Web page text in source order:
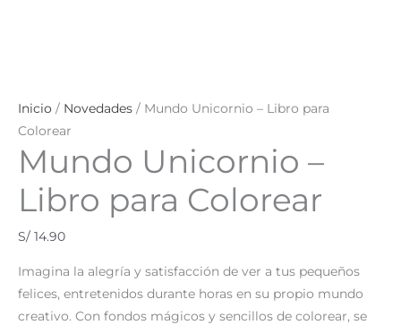
Inicio / Novedades / Mundo Unicornio – Libro para
Colorear
Mundo Unicornio –
Libro para Colorear
S/ 14.90
Imagina la alegría y satisfacción de ver a tus pequeños
felices, entretenidos durante horas en su propio mundo
creativo. Con fondos mágicos y sencillos de colorear, se